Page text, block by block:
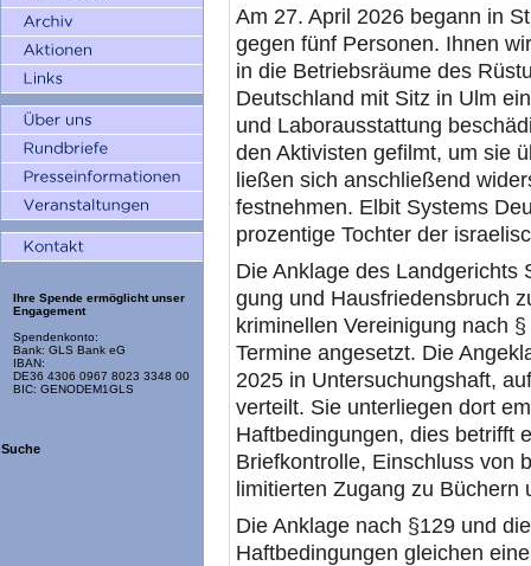
Ihre Spende ermöglicht unser
Engagement
Spendenkonto:
Bank: GLS Bank eG
IBAN:
DE36 4306 0967 8023 3348 00
BIC: GENODEM1GLS
Suche
Am 27. April 2026 begann in
gegen fünf Personen. Ihnen
in die Betriebsräume des
Deutschland mit Sitz in Ulm
und Laborausstattung
den Aktivisten gefilmt, um sie
ließen sich anschließend
festnehmen. Elbit Systems
prozentige Tochter der
Die Anklage des
gung und Hausfriedensbruch
kriminellen Vereinigung nach
Termine angesetzt. Die
2025 in Untersuchungshaft,
verteilt. Sie unterliegen dort
Haftbedingungen, dies betrifft
Briefkontrolle, Einschluss von
limitierten Zugang zu Büchern
Die Anklage nach §129 und
Haftbedingungen gleichen